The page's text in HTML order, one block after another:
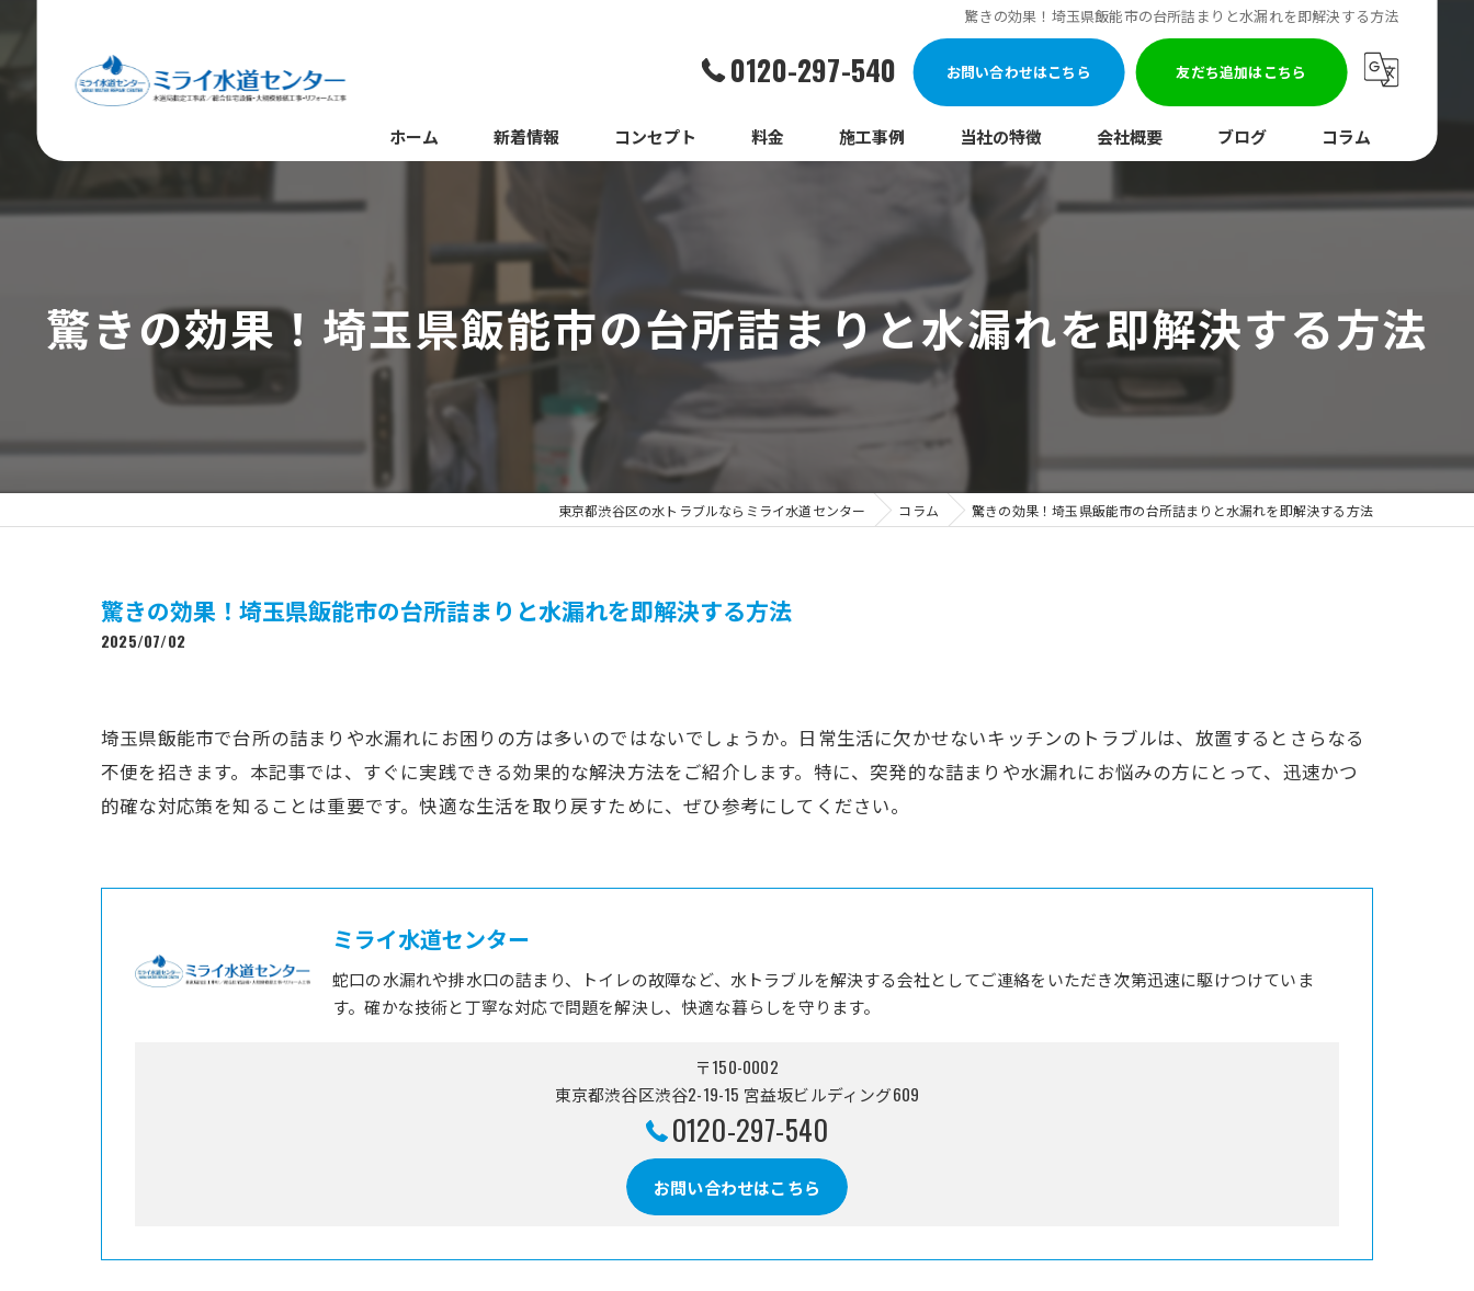
驚きの効果！埼玉県飯能市の台所詰まりと水漏れを即解決する方法
0120-297-540 お問い合わせはこちら 友だち追加はこちら
ホーム 新着情報 コンセプト 料金 施工事例 当社の特徴
給湯器
トイレ
会社概要 ブログ コラム
驚きの効果！埼玉県飯能市の台所詰まりと水漏れを即解決する方法
東京都渋谷区の水トラブルならミライ水道センター コラム 驚きの効果！埼玉県飯能市の台所詰まりと水漏れを即解決する方法
驚きの効果！埼玉県飯能市の台所詰まりと水漏れを即解決する方法
2025/07/02
埼玉県飯能市で台所の詰まりや水漏れにお困りの方は多いのではないでしょうか。日常生活に欠かせないキッチンのトラブルは、放置するとさらなる
不便を招きます。本記事では、すぐに実践できる効果的な解決方法をご紹介します。特に、突発的な詰まりや水漏れにお悩みの方にとって、迅速かつ
的確な対応策を知ることは重要です。快適な生活を取り戻すために、ぜひ参考にしてください。
ミライ水道センター
蛇口の水漏れや排水口の詰まり、トイレの故障など、水トラブルを解決する会社としてご連絡をいただき次第迅速に駆けつけていま
す。確かな技術と丁寧な対応で問題を解決し、快適な暮らしを守ります。
〒150-0002
東京都渋谷区渋谷2-19-15 宮益坂ビルディング609
0120-297-540
お問い合わせはこちら